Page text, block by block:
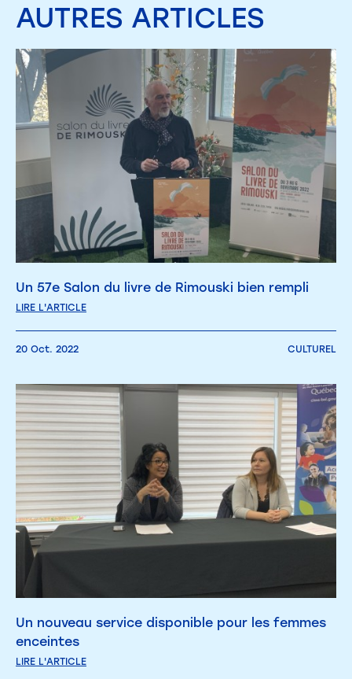
AUTRES ARTICLES
Un 57e Salon du livre de Rimouski bien rempli
LIRE L'ARTICLE
20 Oct. 2022 CULTUREL
Un nouveau service disponible pour les femmes
enceintes
LIRE L'ARTICLE